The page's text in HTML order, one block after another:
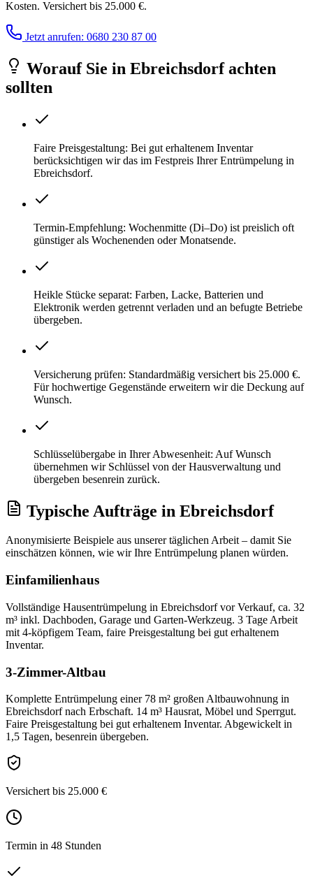
Kosten. Versichert bis 25.000 €.
Jetzt anrufen: 0680 230 87 00
Worauf Sie in Ebreichsdorfachten
sollten
Faire Preisgestaltung: Bei gut erhaltenem Inventar
berücksichtigen wir das im Festpreis Ihrer Entrümpelung in
Ebreichsdorf.
Termin-Empfehlung: Wochenmitte (Di–Do) ist preislich oft
günstiger als Wochenenden oder Monatsende.
Heikle Stücke separat: Farben, Lacke, Batterien und
Elektronik werden getrennt verladen und an befugte Betriebe
übergeben.
Versicherung prüfen: Standardmäßig versichert bis 25.000 €.
Für hochwertige Gegenstände erweitern wir die Deckung auf
Wunsch.
Schlüsselübergabe in Ihrer Abwesenheit: Auf Wunsch
übernehmen wir Schlüssel von der Hausverwaltung und
übergeben besenrein zurück.
Typische Aufträge in Ebreichsdorf
Anonymisierte Beispiele aus unserer täglichen Arbeit – damit Sie
einschätzen können, wie wir Ihre Entrümpelung planen würden.
Einfamilienhaus
Vollständige Hausentrümpelung in Ebreichsdorf vor Verkauf, ca. 32
m³ inkl. Dachboden, Garage und Garten-Werkzeug. 3 Tage Arbeit
mit 4-köpfigem Team, faire Preisgestaltung bei gut erhaltenem
Inventar.
3-Zimmer-Altbau
Komplette Entrümpelung einer 78 m² großen Altbauwohnung in
Ebreichsdorf nach Erbschaft. 14 m³ Hausrat, Möbel und Sperrgut.
Faire Preisgestaltung bei gut erhaltenem Inventar. Abgewickelt in
1,5 Tagen, besenrein übergeben.
Versichert bis 25.000 €
Termin in 48 Stunden